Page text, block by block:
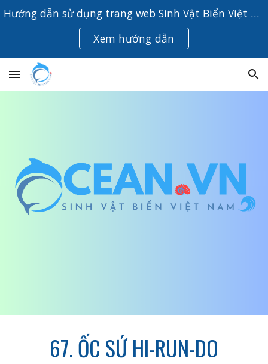
Skip to main content Skip to navigation
Hướng dẫn sử dụng trang web Sinh Vật Biển Việt Nam
Xem hướng dẫn
67. ỐC SỨ HI-RUN-DO